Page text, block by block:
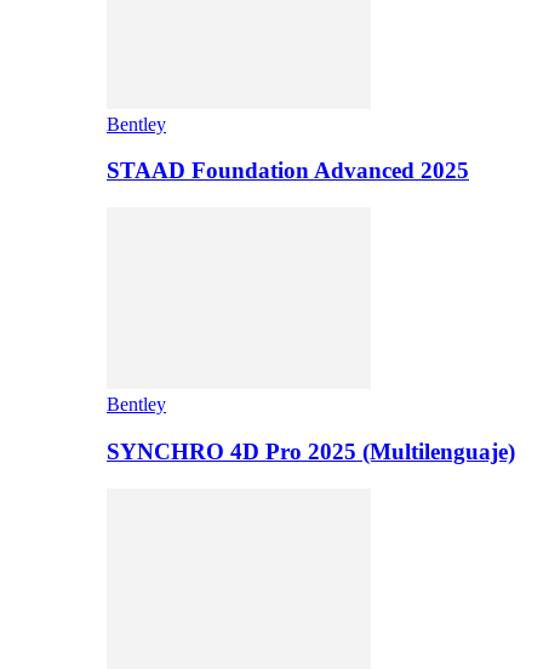
Bentley
STAAD Foundation Advanced 2025
Bentley
SYNCHRO 4D Pro 2025 (Multilenguaje)